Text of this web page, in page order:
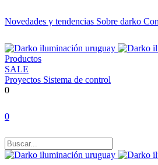
Novedades y tendencias Sobre darko
Productos
SALE
Proyectos Sistema de control
0
0